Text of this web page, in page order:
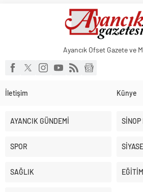
Ayancık Ofset Gazete ve
İletişim Künye
AYANCIK GÜNDEMİ SİNOP
SPOR
SAĞLIK EĞİTİM